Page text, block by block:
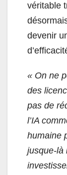
véritable
devenir
« On ne
des
pas de
l’IA
humaine
jusque-là